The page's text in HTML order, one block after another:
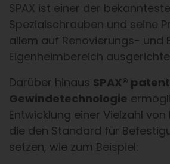
SPAX ist einer der
Spezialschrauben und seine
allem auf Renovierungs- und
Eigenheimbereich
Darüber hinaus SPAX®
Gewindetechnologie
Entwicklung einer Vielzahl
die den Standard für
setzen, wie zum Beispiel: